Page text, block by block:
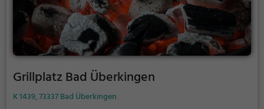
Grillplatz Bad Überkingen
K 1439, 73337 Bad Überkingen